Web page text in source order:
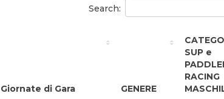
Search:
Giornate di Gara GENERE
SUP e
RACING